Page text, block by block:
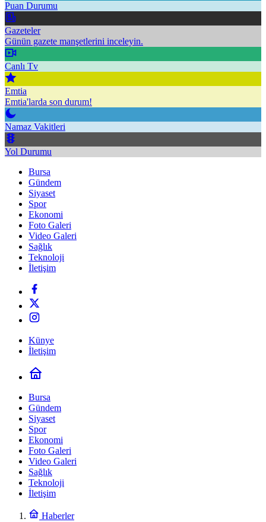
Puan Durumu
Gazeteler
Günün gazete manşetlerini inceleyin.
Canlı Tv
Emtia
Emtia'larda son durum!
Namaz Vakitleri
Yol Durumu
Bursa
Gündem
Siyaset
Spor
Ekonomi
Foto Galeri
Video Galeri
Sağlık
Teknoloji
İletişim
Künye
İletişim
Bursa
Gündem
Siyaset
Spor
Ekonomi
Foto Galeri
Video Galeri
Sağlık
Teknoloji
İletişim
Haberler